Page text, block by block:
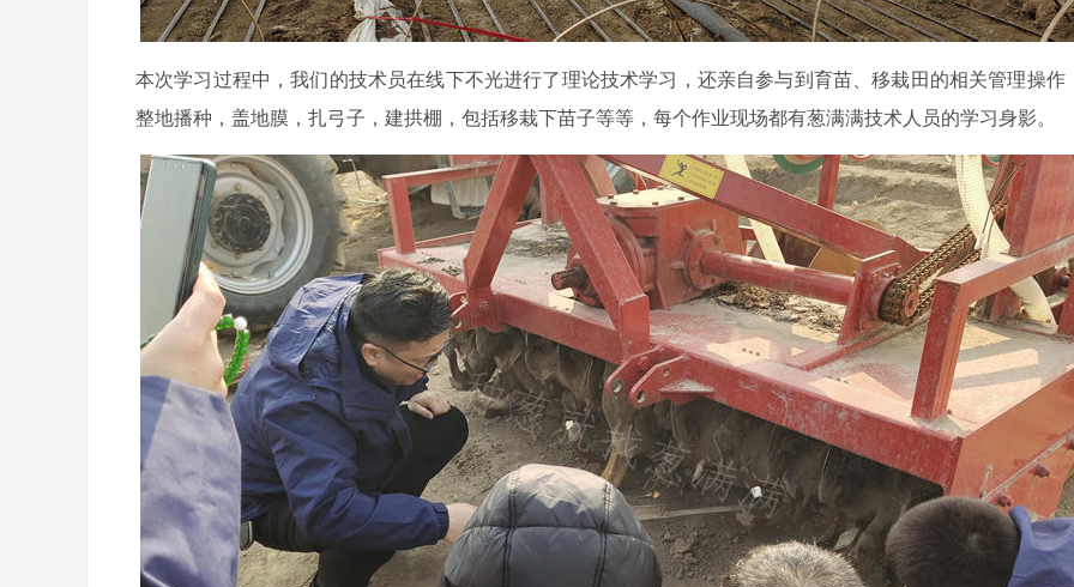
本次学习过程中，我们的技术员在线下不光进行了理论技术学习，还亲自参与到育苗、移栽田的相关管理操作
整地播种，盖地膜，扎弓子，建拱棚，包括移栽下苗子等等，每个作业现场都有葱满满技术人员的学习身影。